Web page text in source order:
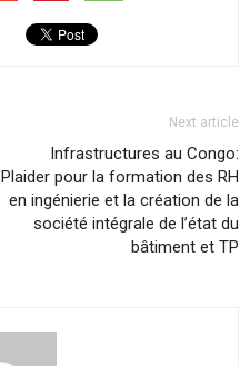
Next article
Infrastructures au Congo:
Plaider pour la formation des RH
en ingénierie et la création de la
société intégrale de l’état du
bâtiment et TP